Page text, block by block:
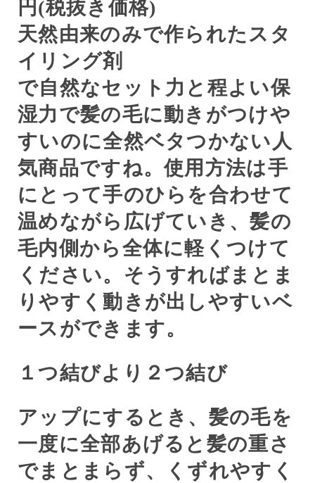
円(税抜き価格)
天然由来のみで作られたスタ
イリング剤
で自然なセット力と程よい保
湿力で髪の毛に動きがつけや
すいのに全然ベタつかない人
気商品ですね。使用方法は手
にとって手のひらを合わせて
温めながら広げていき、髪の
毛内側から全体に軽くつけて
ください。そうすればまとま
りやすく動きが出しやすいベ
ースができます。
１つ結びより２つ結び
アップにするとき、髪の毛を
一度に全部あげると髪の重さ
でまとまらず、くずれやすく